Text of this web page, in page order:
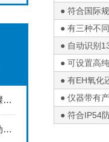
大龙磁力搅拌器的操作步骤和维护方法
基本型蠕动泵，流量型蠕动泵，分配型蠕动泵的区别
● 符合国际
● 有三种不
● 自动识别
● 可设置高
● 有EH氧化
● 仪器带有
● 符合IP54